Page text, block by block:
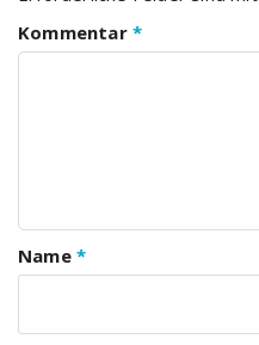
Kommentar *
Name *